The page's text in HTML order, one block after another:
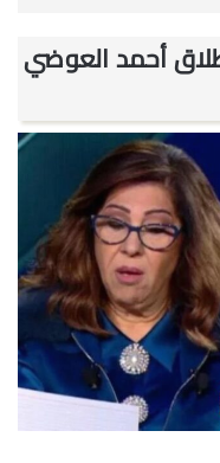
أحمد العوضي